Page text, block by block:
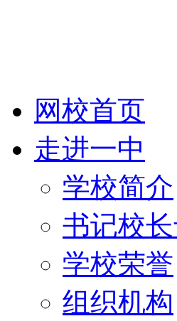
网校首页
走进一中
学校简介
书记校
学校荣誉
组织机构